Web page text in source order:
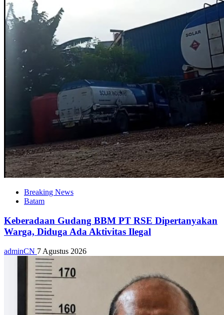
Breaking News
Batam
Keberadaan Gudang BBM PT RSE Dipertanyakan
Warga, Diduga Ada Aktivitas Ilegal
adminCN 7 Agustus 2026